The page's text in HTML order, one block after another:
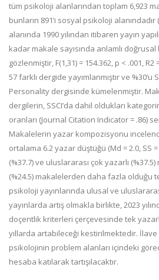
tüm psikoloji alanlarından toplam 6,923
bunların 891’i sosyal psikoloji
alanında 1990 yılından itibaren yayın
kadar makale sayısında anlamlı doğrusal
gözlenmiştir, F(1,31) = 154.362, p < .001,
57 farklı dergide yayımlanmıştır ve
Personality dergisinde kümelenmiştir.
dergilerin, SSCI’da dahil oldukları
oranları (Journal Citation Indicator = .86)
Makalelerin yazar kompozisyonu
ortalama 6.2 yazar düştüğü (Md = 2.0, SS
(%37.7) ve uluslararası çok yazarlı
(%24.5) makalelerden daha fazla olduğu
psikoloji yayınlarında ulusal ve
yayınlarda artış olmakla birlikte, 2023
doçentlik kriterleri çerçevesinde tek
yıllarda artabileceği kestirilmektedir.
psikolojinin problem alanları içindeki
hesaba katılarak tartışılacaktır.